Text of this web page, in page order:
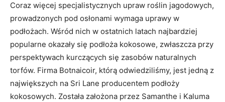
Coraz więcej specjalistycznych upraw roślin jagodowych,
prowadzonych pod osłonami wymaga uprawy w
podłożach. Wśród nich w ostatnich latach najbardziej
popularne okazały się podłoża kokosowe, zwłaszcza przy
perspektywach kurczących się zasobów naturalnych
torfów. Firma Botnaicoir, którą odwiedziliśmy, jest jedną z
największych na Sri Lane producentem podłoży
kokosowych. Została założona przez Samanthe i Kaluma